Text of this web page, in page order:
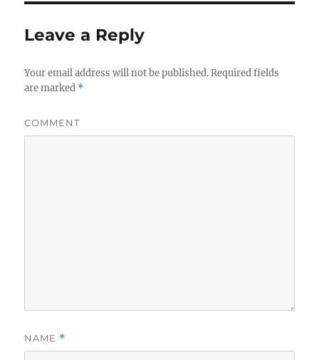
Leave a Reply
Your email address will not be published.Required fields
are marked *
COMMENT
NAME *